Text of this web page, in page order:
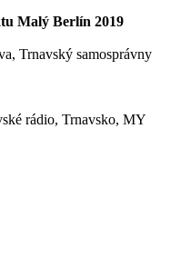
Malý Berlín 2019
Trnavský samosprávny
rádio, Trnavsko, MY